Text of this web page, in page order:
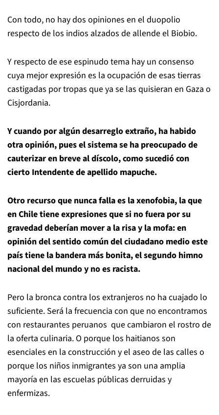
Con todo, no hay dos opiniones en el duopolio
respecto de los indios alzados de allende el Biobio.
Y respecto de ese espinudo tema hay un consenso
cuya mejor expresión es la ocupación de esas tierras
castigadas por tropas que ya se las quisieran en Gaza o
Cisjordania.
Y cuando por algún desarreglo extraño, ha habido
otra opinión, pues el sistema se ha preocupado de
cauterizar en breve al díscolo, como sucedió con
cierto Intendente de apellido mapuche.
Otro recurso que nunca falla es la xenofobia, la que
en Chile tiene expresiones que si no fuera por su
gravedad deberían mover a la risa y la mofa: en
opinión del sentido común del ciudadano medio este
país tiene la bandera más bonita, el segundo himno
nacional del mundo y no es racista.
Pero la bronca contra los extranjeros no ha cuajado lo
suficiente. Será la frecuencia con que no encontramos
con restaurantes peruanos que cambiaron el rostro de
la oferta culinaria. O porque los haitianos son
esenciales en la construcción y el aseo de las calles o
porque los niños inmigrantes ya son una amplia
mayoría en las escuelas públicas derruidas y
enfermizas.